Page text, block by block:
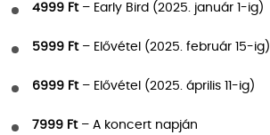
4999 Ft– Early Bird (2025. január 1-ig)
5999 Ft– Elővétel (2025. február 15-ig)
6999 Ft– Elővétel (2025. április 11-ig)
7999 Ft– A koncert napján